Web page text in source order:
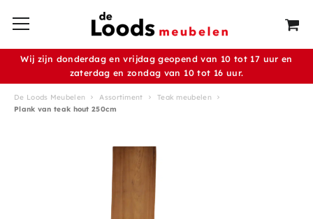
Wij zijn donderdag en vrijdag geopend van 10 tot 17 uur en
zaterdag en zondag van 10 tot 16 uur.
De Loods Meubelen Assortiment
Teak meubelen
Plank van teak hout 250cm